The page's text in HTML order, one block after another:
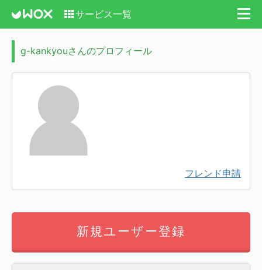
サービス一覧
g-kankyouさんのプロフィール
フレンド申請
新規ユーザー登録